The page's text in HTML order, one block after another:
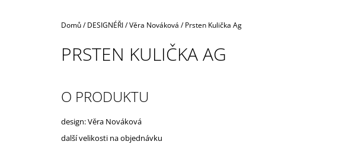
Domů/ DESIGNÉŘI/Věra Nováková / Prsten Kulička Ag
PRSTEN KULIČKA AG
O PRODUKTU
design: Věra Nováková
další velikosti na objednávku